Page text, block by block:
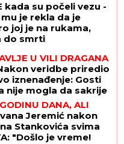
kada su počeli vezu -
je rekla da je
joj je na rukama,
do smrti
U VILI DRAGANA
veridbe priredio
iznenađenje: Gosti
nije mogla da sakrije
DANA, ALI
Jeremić nakon
Stankovića svima
"Došlo je vreme!